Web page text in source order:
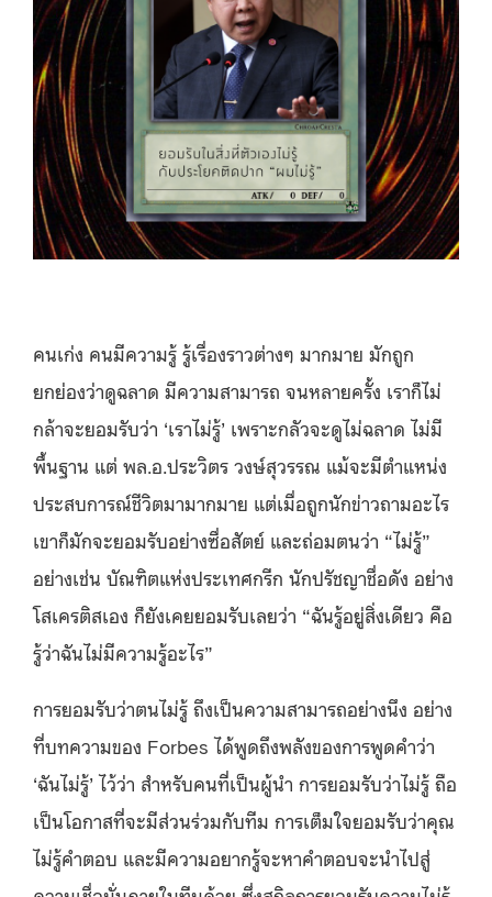
คนเก่ง คนมีความรู้ รู้เรื่องราวต่างๆ มากมาย มักถูก
ยกย่องว่าดูฉลาด มีความสามารถ จนหลายครั้ง เราก็ไม่
กล้าจะยอมรับว่า ‘เราไม่รู้’ เพราะกลัวจะดูไม่ฉลาด ไม่มี
พื้นฐาน แต่ พล.อ.ประวิตร วงษ์สุวรรณ แม้จะมีตำแหน่ง
ประสบการณ์ชีวิตมามากมาย แต่เมื่อถูกนักข่าวถามอะไร
เขาก็มักจะยอมรับอย่างซื่อสัตย์ และถ่อมตนว่า “ไม่รู้”
อย่างเช่น บัณฑิตแห่งประเทศกรีก นักปรัชญาชื่อดัง อย่าง
โสเครติสเอง ก็ยังเคยยอมรับเลยว่า “ฉันรู้อยู่สิ่งเดียว คือ
รู้ว่าฉันไม่มีความรู้อะไร”
การยอมรับว่าตนไม่รู้ ถึงเป็นความสามารถอย่างนึง อย่าง
ที่บทความของ Forbes ได้พูดถึงพลังของการพูดคำว่า
‘ฉันไม่รู้’ ไว้ว่า สำหรับคนที่เป็นผู้นำ การยอมรับว่าไม่รู้ ถือ
เป็นโอกาสที่จะมีส่วนร่วมกับทีม การเต็มใจยอมรับว่าคุณ
ไม่รู้คำตอบ และมีความอยากรู้จะหาคำตอบจะนำไปสู่